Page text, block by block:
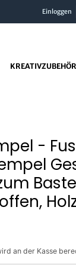
Einloggen
KREATIVZUBEHÖR
-
an der Kasse